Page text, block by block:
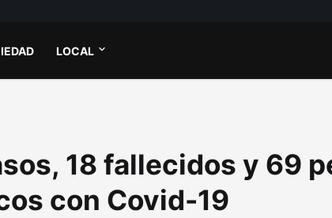
LOCAL
18 fallecidos y 69
con Covid-19